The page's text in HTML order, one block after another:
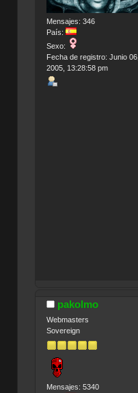
Mensajes: 346
País:
Sexo:
Fecha de registro: Junio 06,
2005, 13:28:58 pm
pakolmo
Webmasters
Sovereign
Mensajes: 5340